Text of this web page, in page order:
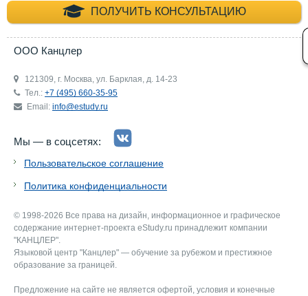
ПОЛУЧИТЬ КОНСУЛЬТАЦИЮ
+7 (495) 660-35-
ООО Канцлер
121309, г. Москва, ул. Барклая, д. 14-23
Тел.: +7 (495) 660-35-95
Email: info@estudy.ru
Мы — в соцсетях:
Пользовательское соглашение
Политика конфиденциальности
© 1998-2026 Все права на дизайн, информационное и графическое
содержание интернет-проекта eStudy.ru принадлежит компании
"КАНЦЛЕР".
Языковой центр "Канцлер" — обучение за рубежом и престижное
образование за границей.
Предложение на сайте не является офертой, условия и конечные